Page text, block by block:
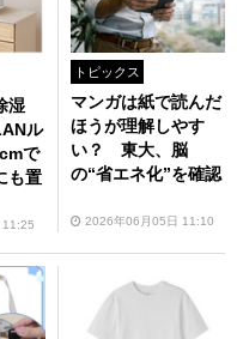
湿
ル
で
も置
11:25
トピックス
マンガは紙で読んだ
ほうが理解しやす
い？ 東大、脳
の“省エネ化”を確認
2026年06月05日 11:10